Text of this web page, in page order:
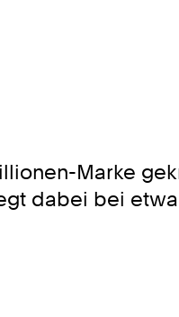
Marke
dabei bei etwa